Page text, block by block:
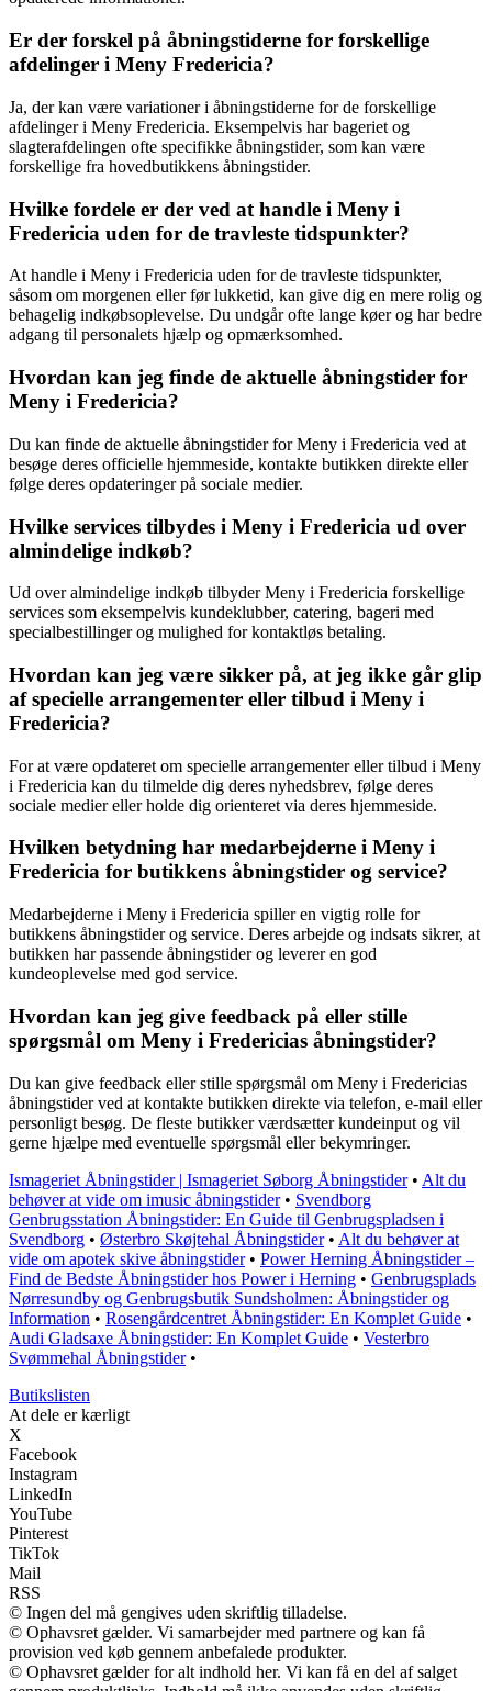
Er der forskel på åbningstiderne for forskellige
afdelinger i Meny Fredericia?
Ja, der kan være variationer i åbningstiderne for de forskellige
afdelinger i Meny Fredericia. Eksempelvis har bageriet og
slagterafdelingen ofte specifikke åbningstider, som kan være
forskellige fra hovedbutikkens åbningstider.
Hvilke fordele er der ved at handle i Meny i
Fredericia uden for de travleste tidspunkter?
At handle i Meny i Fredericia uden for de travleste tidspunkter,
såsom om morgenen eller før lukketid, kan give dig en mere rolig og
behagelig indkøbsoplevelse. Du undgår ofte lange køer og har bedre
adgang til personalets hjælp og opmærksomhed.
Hvordan kan jeg finde de aktuelle åbningstider for
Meny i Fredericia?
Du kan finde de aktuelle åbningstider for Meny i Fredericia ved at
besøge deres officielle hjemmeside, kontakte butikken direkte eller
følge deres opdateringer på sociale medier.
Hvilke services tilbydes i Meny i Fredericia ud over
almindelige indkøb?
Ud over almindelige indkøb tilbyder Meny i Fredericia forskellige
services som eksempelvis kundeklubber, catering, bageri med
specialbestillinger og mulighed for kontaktløs betaling.
Hvordan kan jeg være sikker på, at jeg ikke går glip
af specielle arrangementer eller tilbud i Meny i
Fredericia?
For at være opdateret om specielle arrangementer eller tilbud i Meny
i Fredericia kan du tilmelde dig deres nyhedsbrev, følge deres
sociale medier eller holde dig orienteret via deres hjemmeside.
Hvilken betydning har medarbejderne i Meny i
Fredericia for butikkens åbningstider og service?
Medarbejderne i Meny i Fredericia spiller en vigtig rolle for
butikkens åbningstider og service. Deres arbejde og indsats sikrer, at
butikken har passende åbningstider og leverer en god
kundeoplevelse med god service.
Hvordan kan jeg give feedback på eller stille
spørgsmål om Meny i Fredericias åbningstider?
Du kan give feedback eller stille spørgsmål om Meny i Fredericias
åbningstider ved at kontakte butikken direkte via telefon, e-mail eller
personligt besøg. De fleste butikker værdsætter kundeinput og vil
gerne hjælpe med eventuelle spørgsmål eller bekymringer.
Ismageriet Åbningstider | Ismageriet Søborg Åbningstider• Alt du
behøver at vide om imusic åbningstider• Svendborg
Genbrugsstation Åbningstider: En Guide til Genbrugspladsen i
Svendborg • Østerbro Skøjtehal Åbningstider• Alt du behøver at
vide om apotek skive åbningstider• Power Herning Åbningstider –
Find de Bedste Åbningstider hos Power i Herning • Genbrugsplads
Nørresundby og Genbrugsbutik Sundsholmen: Åbningstider og
Information • Rosengårdcentret Åbningstider: En Komplet Guide •
Audi Gladsaxe Åbningstider: En Komplet Guide • Vesterbro
Svømmehal Åbningstider•
Butikslisten
At dele er kærligt
X
Facebook
Instagram
LinkedIn
YouTube
Pinterest
TikTok
Mail
RSS
© Ingen del må gengives uden skriftlig tilladelse.
© Ophavsret gælder. Vi samarbejder med partnere og kan få
provision ved køb gennem anbefalede produkter.
© Ophavsret gælder for alt indhold her. Vi kan få en del af salget